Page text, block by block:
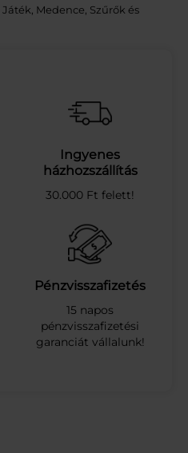
Játék Medence Szűrők és
Ingyenes
házhozszállítás
30.000 Ft felett!
Pénzvisszafizetés
15 napos
pénzvisszafizetési
garanciát vállalunk!